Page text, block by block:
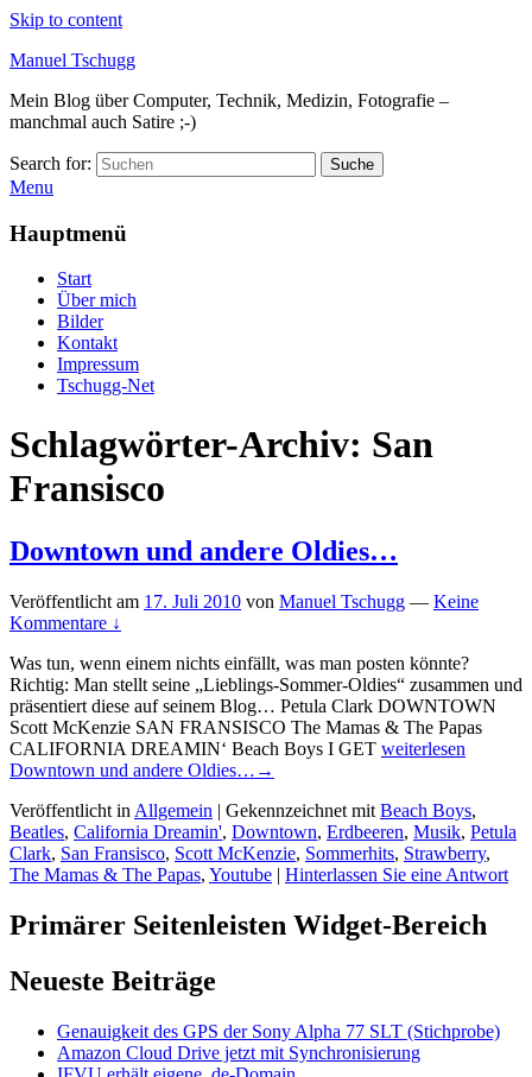
Skip to content
Manuel Tschugg
Mein Blog über Computer, Technik, Medizin, Fotografie –
manchmal auch Satire ;-)
Search for: Suche
Menu
Hauptmenü
Start
Über mich
Bilder
Kontakt
Impressum
Tschugg-Net
Schlagwörter-Archiv: San
Fransisco
Downtown und andere Oldies…
Veröffentlicht am 17. Juli 2010 von Manuel Tschugg — Keine
Kommentare ↓
Was tun, wenn einem nichts einfällt, was man posten könnte?
Richtig: Man stellt seine „Lieblings-Sommer-Oldies“ zusammen und
präsentiert diese auf seinem Blog… Petula Clark DOWNTOWN
Scott McKenzie SAN FRANSISCO The Mamas & The Papas
CALIFORNIA DREAMIN‘ Beach Boys I GET weiterlesen
Downtown und andere Oldies… →
Veröffentlicht in Allgemein | Gekennzeichnet mit Beach Boys,
Beatles, California Dreamin', Downtown, Erdbeeren, Musik, Petula
Clark, San Fransisco, Scott McKenzie, Sommerhits, Strawberry,
The Mamas & The Papas, Youtube | Hinterlassen Sie eine Antwort
Primärer Seitenleisten Widget-Bereich
Neueste Beiträge
Genauigkeit des GPS der Sony Alpha 77 SLT (Stichprobe)
Amazon Cloud Drive jetzt mit Synchronisierung